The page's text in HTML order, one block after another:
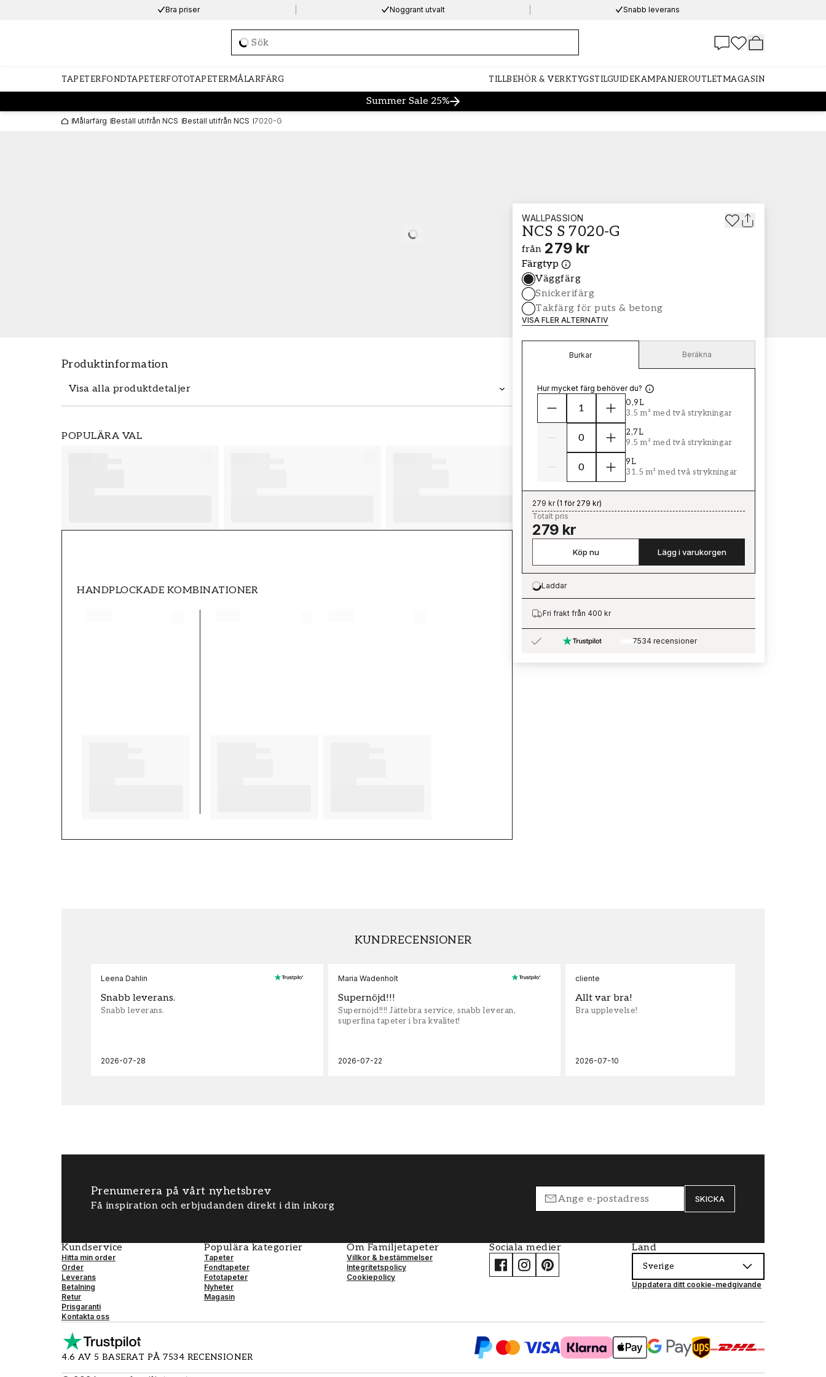
Bra priser Noggrant utvalt Snabb leverans
Loading…
TAPETERFONDTAPETERFOTOTAPETERMÅLARFÄRG TILLBEHÖR & VERKTYGSTILGUIDEKAMPANJEROUTLETMAGASIN
Summer Sale 25%
Målarfärg Beställ utifrån NCS Beställ utifrån NCS 7020-G
Loading…
Produktinformation
Visa alla produktdetaljer
POPULÄRA VAL
HANDPLOCKADE KOMBINATIONER
WALLPASSION
NCS S 7020-G
från 279 kr
Färgtyp
Väggfärg
Snickerifärg
Takfärg för puts & betong
VISA FLER ALTERNATIV
Burkar Beräkna
Hur mycket färg behöver du?
0,9L
3.5 m² med två strykningar
2,7L
9.5 m² med två strykningar
9L
31.5 m² med två strykningar
279 kr(1 för 279 kr)
Totalt pris
279 kr
Köp nu Lägg i varukorgen
Loading…
Laddar
Fri frakt från 400 kr
7534 recensioner
KUNDRECENSIONER
Leena Dahlin
Snabb leverans.
Snabb leverans.
2026-07-28
Maria Wadenholt
Supernöjd!!!
Supernöjd!!!! Jättebra service, snabb leveran,
superfina tapeter i bra kvalitet!
2026-07-22
cliente
Allt var bra!
Bra upplevelse!
2026-07-10
Prenumerera på vårt nyhetsbrev
Få inspiration och erbjudanden direkt i din inkorg
SKICKA
Kundservice
Hitta min order
Order
Leverans
Betalning
Retur
Prisgaranti
Kontakta oss
Populära kategorier
Tapeter
Fondtapeter
Fototapeter
Nyheter
Magasin
Om Familjetapeter
Villkor & bestämmelser
Integritetspolicy
Cookiepolicy
Sociala medier Land
Sverige
Uppdatera ditt cookie-medgivande
4.6 AV 5 BASERAT PÅ 7534 RECENSIONER